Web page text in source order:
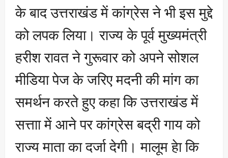
के बाद उत्तराखंड में कांग्रेस ने भी इस मुद्दे
को लपक लिया। राज्य के पूर्व मुख्यमंत्री
हरीश रावत ने गुरूवार को अपने सोशल
मीडिया पेज के जरिए मदनी की मांग का
समर्थन करते हुए कहा कि उत्तराखंड में
सत्ताा में आने पर कांग्रेस बद्री गाय को
राज्य माता का दर्जा देगी। मालूम हेा कि